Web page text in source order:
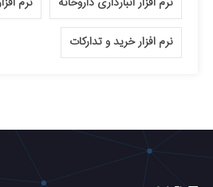
نرم افزار خرید و تدارکات